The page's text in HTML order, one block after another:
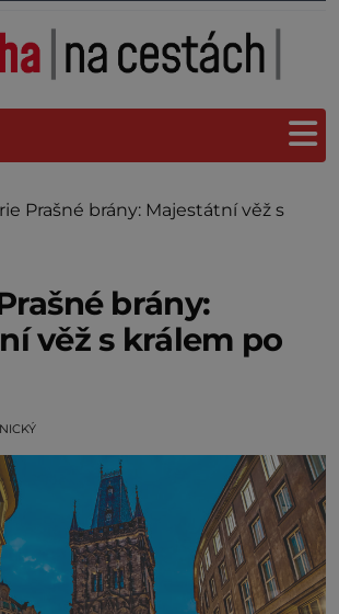
Prašné brány: Majestátní věž s
brány:
věž s králem po